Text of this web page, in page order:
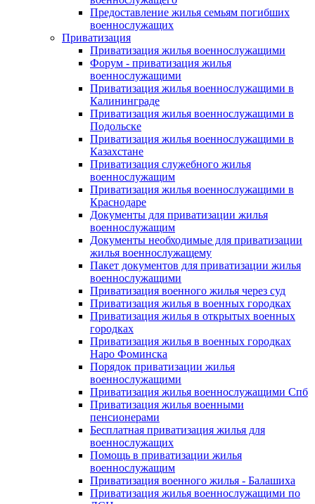
Предоставление жилья семьям погибших
военнослужащих
Приватизация
Приватизация жилья военнослужащими
Форум - приватизация жилья
военнослужащими
Приватизация жилья военнослужащими в
Калининграде
Приватизация жилья военнослужащими в
Подольске
Приватизация жилья военнослужащими в
Казахстане
Приватизация служебного жилья
военнослужащим
Приватизация жилья военнослужащими в
Краснодаре
Документы для приватизации жилья
военнослужащим
Документы необходимые для приватизации
жилья военнослужащему
Пакет документов для приватизации жилья
военнослужащими
Приватизация военного жилья через суд
Приватизация жилья в военных городках
Приватизация жилья в открытых военных
городках
Приватизация жилья в военных городках
Наро Фоминска
Порядок приватизации жилья
военнослужащими
Приватизация жилья военнослужащими Спб
Приватизация жилья военными
пенсионерами
Бесплатная приватизация жилья для
военнослужащих
Помощь в приватизации жилья
военнослужащим
Приватизация военного жилья - Балашиха
Приватизация жилья военнослужащими по